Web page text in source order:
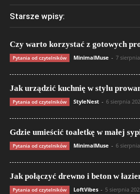
Starsze wpisy:
Czy warto korzystać z gotowych
Pytania od czytelników MinimalMuse - 7
Jak urządzić kuchnię w stylu
Pytania od czytelników StyleNest - 6 sierpnia
Gdzie umieścić toaletkę w małej
Pytania od czytelników MinimalMuse - 6
Jak połączyć drewno i beton w
Pytania od czytelników LoftVibes - 5 sierpnia